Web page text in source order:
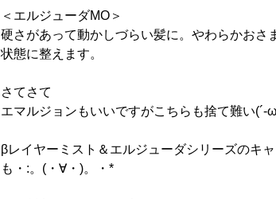
＜エルジューダMO＞
硬さがあって動かしづらい髪に。やわらかおさ
状態に整えます。
さてさて
エマルジョンもいいですがこちらも捨て難い(´-
βレイヤーミスト＆エルジューダシリーズのキ
も・:。(・∀・)。・*